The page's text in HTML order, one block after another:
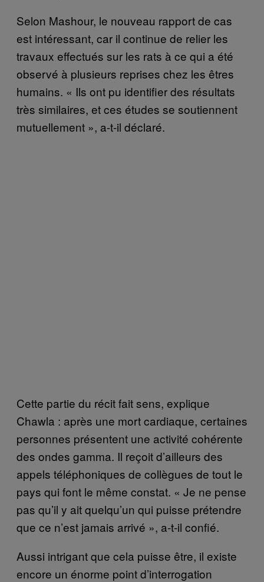
Selon Mashour, le nouveau rapport de cas
est intéressant, car il continue de relier les
travaux effectués sur les rats à ce qui a été
observé à plusieurs reprises chez les êtres
humains. « Ils ont pu identifier des résultats
très similaires, et ces études se soutiennent
mutuellement », a-t-il déclaré.
Cette partie du récit fait sens, explique
Chawla : après une mort cardiaque, certaines
personnes présentent une activité cohérente
des ondes gamma. Il reçoit d’ailleurs des
appels téléphoniques de collègues de tout le
pays qui font le même constat. « Je ne pense
pas qu’il y ait quelqu’un qui puisse prétendre
que ce n’est jamais arrivé », a-t-il confié.
Aussi intrigant que cela puisse être, il existe
encore un énorme point d’interrogation